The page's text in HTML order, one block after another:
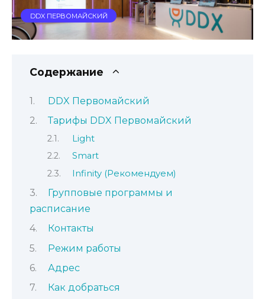
DDX ПЕРВОМАЙСКИЙ
Содержание
DDX Первомайский
Тарифы DDX Первомайский
Light
Smart
Infinity (Рекомендуем)
Групповые программы и
расписание
Контакты
Режим работы
Адрес
Как добраться